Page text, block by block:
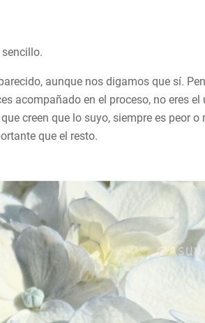
aunque nos digamos que sí.
acompañado en el proceso, no eres
creen que lo suyo, siempre es peor o
que el resto.